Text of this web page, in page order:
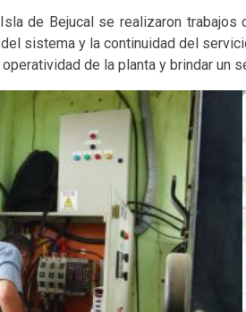
de Bejucal se realizaron
sistema y la continuidad del
de la planta y brindar un